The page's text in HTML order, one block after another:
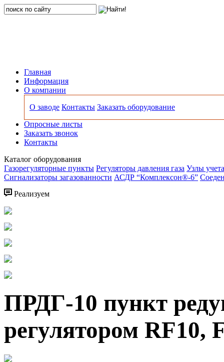
Главная
Информация
О компании
О заводе Контакты Заказать оборудование
Опросные листы
Заказать звонок
Контакты
Каталог оборудования
Газорегуляторные пункты Регуляторы давления газа Узлы
Сигнализаторы загазованности АСДР “Комплексон®-6”
Реализуем
ПРДГ-10 пункт
регулятором RF10,